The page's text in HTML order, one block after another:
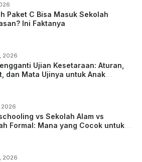
Paket C Bisa Masuk Sekolah
Ini Faktanya
2026
Ujian Kesetaraan: Aturan,
dan Mata Ujinya untuk Anak
2026
vs Sekolah Alam vs
Formal: Mana yang Cocok untuk
2026